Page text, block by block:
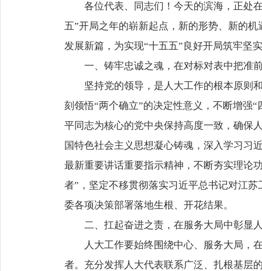
各位代表、同志们！今天的滨海，正处
五”开局之年的崭新起点，新的形势、新的
发展新篇，为实现“十五五”良好开局筑牢坚
一、铸牢忠诚之魂，在对标对表中把准
坚持党的领导，是人大工作的根本原则
刻领悟“两个确立”的决定性意义，不断增强
平同志为核心的党中央保持高度一致，确保
国特色社会主义思想凝心铸魂，深入学习习
最新重要讲话重要指示精神，不断夯实理论
者”，坚定不移贯彻落实习近平总书记对江
委各项决策部署落地生根、开花结果。
二、扛起奋进之责，在服务大局中彰显
人大工作要始终围绕中心、服务大局，
者。充分发挥人大代表联系广泛、扎根基层